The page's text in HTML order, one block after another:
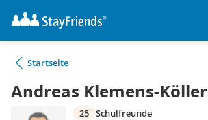
Startseite
Andreas Klemens-Köller
25 Schulfreunde